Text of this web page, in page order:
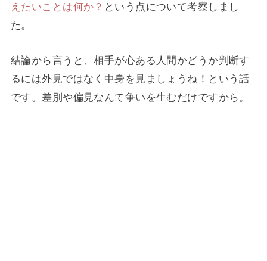
えたいことは何か？ という点について考察しまし
た。
結論から言うと、相手が心ある人間かどうか判断す
るには外見ではなく中身を見ましょうね！という話
です。差別や偏見なんて争いを生むだけですから。